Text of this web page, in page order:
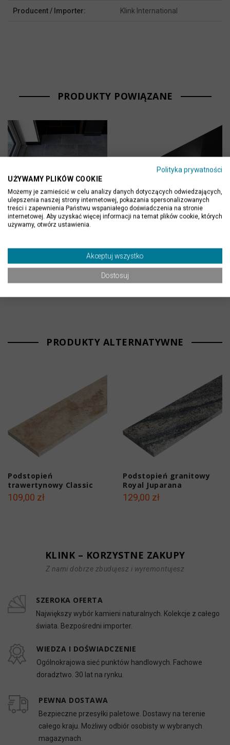
Producent / Importer: Klink International
PRODUKTY POWIĄZANE
Płytki Granit G684 Black
60x60x2 cm
289,00 zł
polerowany 150x33x2 cm
235,00 zł
PRODUKTY ALTERNATYWNE
Podstopień
trawertynowy Classic
szlifowany 135x16,5x2
cm
109,00 zł
Podstopień granitowy
Royal Juparana
polerowany 150x16,5x2
cm
129,00 zł
KLINK – KORZYSTNE ZAKUPY
Z nami dobrze zbudujesz i wyremontujesz
SZEROKA OFERTA
Największy wybór kamieni naturalnych. Kolekcje z całego
świata. Bezpośredni importer.
WIEDZA I DOŚWIADCZENIE
Ogólnokrajowa sieć punktów handlowych. Fachowe
doradztwo. 30 lat na rynku.
PEWNA DOSTAWA
Bezpieczne przesyłki paletowe. Dostawy na terenie
całego kraju. Możliwy odbiór osobisty w wybranych
magazynach.
Polityka prywatności
UŻYWAMY PLIKÓW COOKIE
Możemy je zamieścić w celu analizy danych dotyczących odwiedzających,
ulepszenia naszej strony internetowej, pokazania spersonalizowanych
treści i zapewnienia Państwu wspaniałego doświadczenia na stronie
internetowej. Aby uzyskać więcej informacji na temat plików cookie, których
używamy, otwórz ustawienia.
Akceptuj wszystko
Dostosuj